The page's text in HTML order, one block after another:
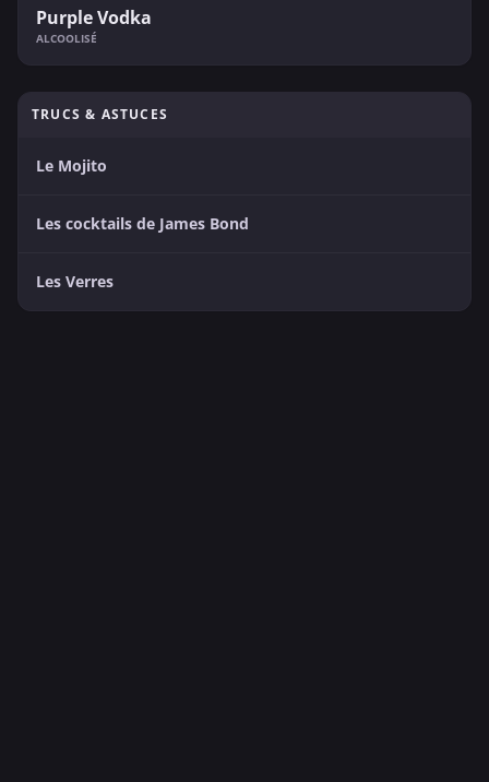
Purple Vodka
ALCOOLISÉ
TRUCS & ASTUCES
Le Mojito
Les cocktails de James Bond
Les Verres